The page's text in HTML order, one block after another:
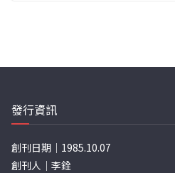
發行資訊
創刊日期｜1985.10.07
創刊人｜李銓